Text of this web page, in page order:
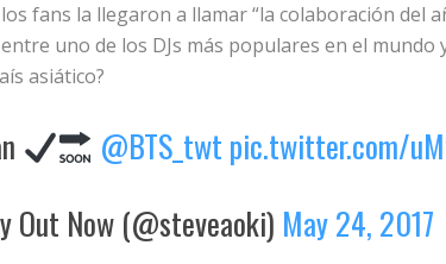
fans la llegaron a llamar “la colaboración del
uno de los DJs más populares en el mundo
asiático?
@BTS_twt pic.twitter.com/
Now (@steveaoki) May 24, 2017